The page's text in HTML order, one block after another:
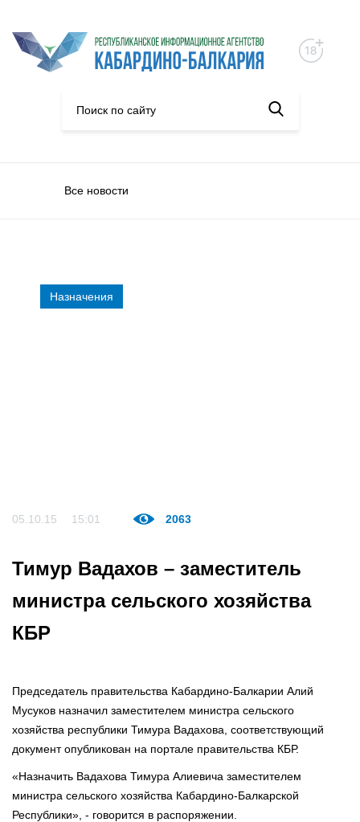
Все новости
Назначения
05.10.15 15:01 2063
Тимур Вадахов – заместитель
министра сельского хозяйства
КБР
Председатель правительства Кабардино-Балкарии Алий
Мусуков назначил заместителем министра сельского
хозяйства республики Тимура Вадахова, соответствующий
документ опубликован на портале правительства КБР.
«Назначить Вадахова Тимура Алиевича заместителем
министра сельского хозяйства Кабардино-Балкарской
Республики», - говорится в распоряжении.